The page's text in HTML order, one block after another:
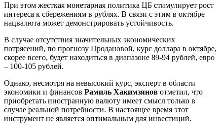
При этом жесткая монетарная политика ЦБ стимулирует рост
интереса к сбережениям в рублях. В связи с этим в октябре
нацвалюта может демонстрировать устойчивость.
В случае отсутствия значительных экономических
потрясений, по прогнозу Продановой, курс доллара в октябре,
скорее всего, будет находиться в диапазоне 89-94 рублей, евро
– 100-105 рублей.
Однако, несмотря на невысокий курс, эксперт в области
экономики и финансов Рамиль Хакимзянов отметил, что
приобретать иностранную валюту имеет смысл только в
случае реальной потребности. В настоящее время этот
инструмент не является оптимальным для инвестиций.